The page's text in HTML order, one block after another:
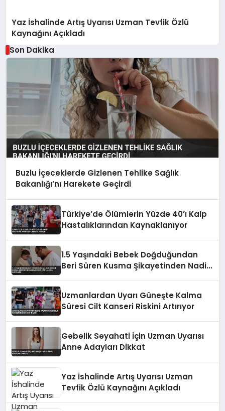
Yaz İshalinde Artış Uyarısı Uzman Tevfik Özlü
Kaynağını Açıkladı
Son Dakika
Buzlu İçeceklerde Gizlenen Tehlike Sağlık
Bakanlığı’nı Harekete Geçirdi
Türkiye’de Ölümlerin Yüzde 40’ı Kalp
Hastalıklarından Kaynaklanıyor
1.5 Yaşındaki Bebek Doğduğundan
Beri Süren Kusma Şikayetinden Nadir
Uzmanlardan Uyarı Güneşte Kalma
Süresi Cilt Kanseri Riskini Artırıyor
Gebelik Seyahati İçin Uzman Uyarısı
Anne Adayları Dikkat
Yaz İshalinde Artış Uyarısı Uzman
Tevfik Özlü Kaynağını Açıkladı